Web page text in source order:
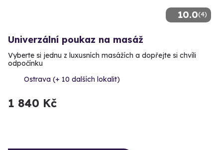
10.0(4)
Univerzální poukaz na masáž
Vyberte si jednu z luxusních masážích a dopřejte si chvíli
odpočínku
Ostrava (+ 10 dalších lokalit)
1 840 Kč